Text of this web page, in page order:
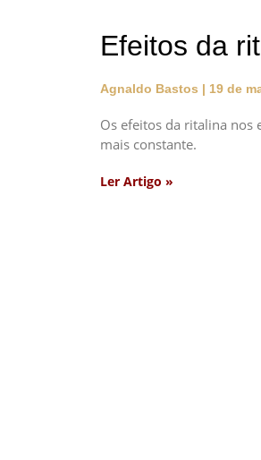
Efeitos da
Agnaldo Bastos 19 de
Os efeitos da ritalina nos
mais constante.
Ler Artigo »